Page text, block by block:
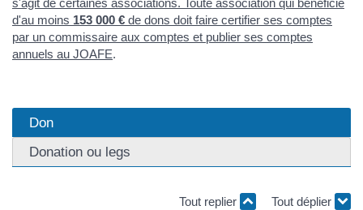
d'au moins 153 000 € de dons doit faire certifier ses comptes
par un commissaire aux comptes et publier ses comptes
annuels au JOAFE.
Don
Donation ou legs
Tout replier Tout déplier